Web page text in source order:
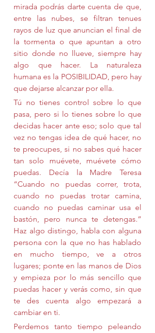
mirada podrás darte cuenta de que,
entre las nubes, se filtran tenues
rayos de luz que anuncian el final de
la tormenta o que apuntan a otro
sitio donde no llueve, siempre hay
algo que hacer. La naturaleza
humana es la POSIBILIDAD, pero hay
que dejarse alcanzar por ella.
Tú no tienes control sobre lo que
pasa, pero si lo tienes sobre lo que
decidas hacer ante eso; solo que tal
vez no tengas idea de qué hacer, no
te preocupes, si no sabes qué hacer
tan solo muévete, muévete cómo
puedas. Decía la Madre Teresa
“Cuando no puedas correr, trota,
cuando no puedas trotar camina,
cuando no puedas caminar usa el
bastón, pero nunca te detengas.”
Haz algo distingo, habla con alguna
persona con la que no has hablado
en mucho tiempo, ve a otros
lugares; ponte en las manos de Dios
y empieza por lo más sencillo que
puedas hacer y verás como, sin que
te des cuenta algo empezará a
cambiar en ti.
Perdemos tanto tiempo peleando